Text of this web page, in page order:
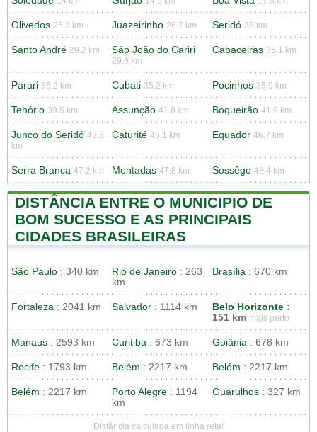
Olivedos 26.3 km Juazeirinho 26.7 km Seridó 28 km
Santo André 29.2 km São João do Cariri
29.6 km
Cabaceiras 35.1 km
Parari 35.2 km Cubati 35.2 km Pocinhos 35.9 km
Tenório 39.5 km Assunção 41.8 km Boqueirão 41.9 km
Junco do Seridó 43.5
km
Caturité 45.1 km Equador 46.7 km
Serra Branca 47.2 km Montadas 47.8 km Sossêgo 48.4 km
DISTÂNCIA ENTRE O MUNICIPIO DE
BOM SUCESSO E AS PRINCIPAIS
CIDADES BRASILEIRAS
São Paulo : 340 km Rio de Janeiro : 263
km
Brasília : 670 km
Fortaleza : 2041 km Salvador : 1114 km Belo Horizonte :
151 km mais perto
Manaus : 2593 km Curitiba : 673 km Goiânia : 678 km
Recife : 1793 km Belém : 2217 km Belém : 2217 km
Belém : 2217 km Porto Alegre : 1194
km
Guarulhos : 327 km
Distância calculada em linha reta!